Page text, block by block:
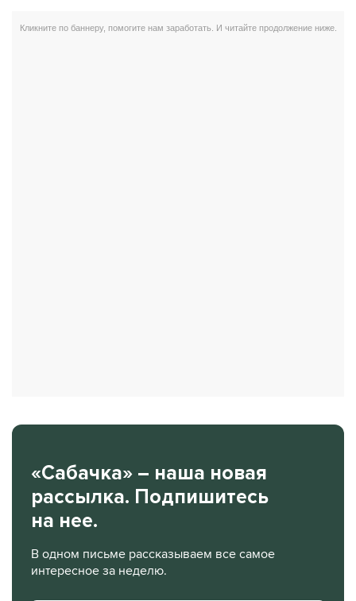
«Сабачка» – наша новая
рассылка. Подпишитесь
на нее.
В одном письме рассказываем все самое
интересное за неделю.